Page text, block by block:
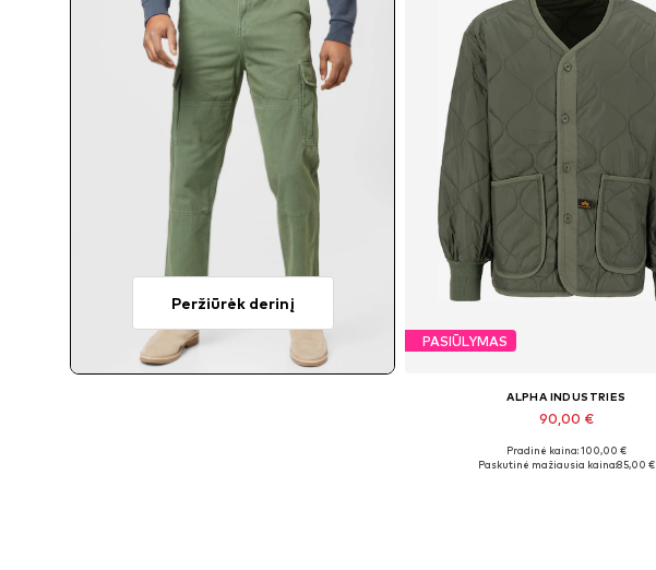
Peržiūrėk derinį
PASIŪLYMAS
ALPHA INDUSTRIES
90,00 €
Yra daugybė dydžių
Pradinė kaina: 100,00 €
Paskutinė mažiausia kaina:85,00 €